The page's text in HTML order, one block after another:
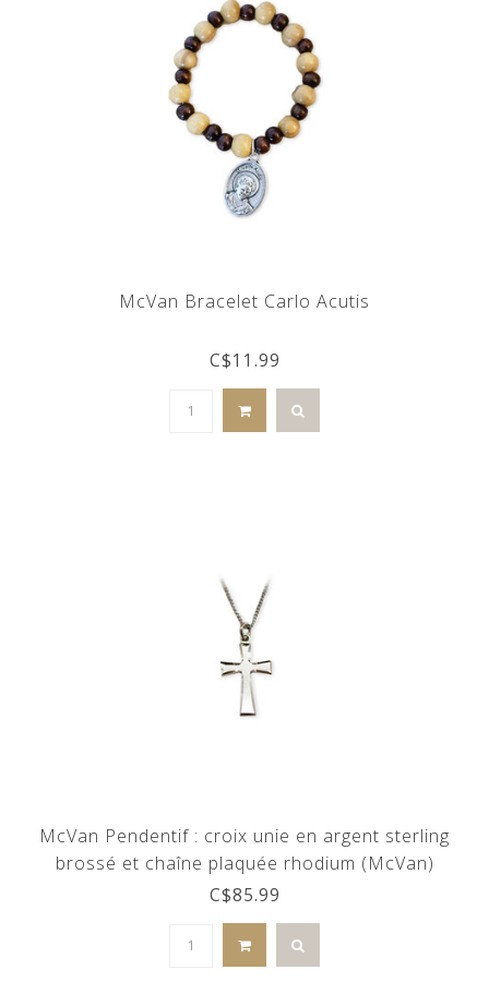
McVan Bracelet Carlo Acutis
C$11.99
McVan Pendentif : croix unie en argent sterling
brossé et chaîne plaquée rhodium (McVan)
C$85.99